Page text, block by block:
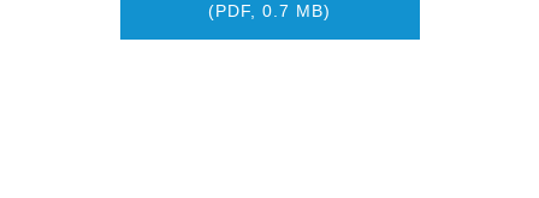
(PDF, 0.7 MB)